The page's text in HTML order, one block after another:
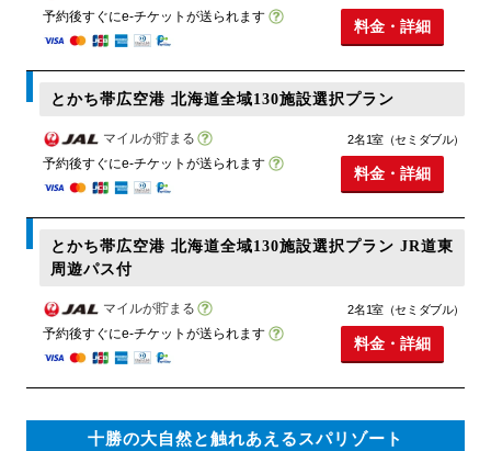
予約後すぐにe-チケットが送られます
料金・詳細
とかち帯広空港 北海道全域130施設選択プラン
マイルが貯まる
予約後すぐにe-チケットが送られます
2名1室（セミダブル）
料金・詳細
とかち帯広空港 北海道全域130施設選択プラン JR道東
周遊パス付
マイルが貯まる
予約後すぐにe-チケットが送られます
2名1室（セミダブル）
料金・詳細
十勝の大自然と触れあえるスパリゾート